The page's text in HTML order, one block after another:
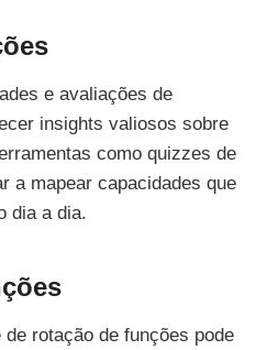
e avaliações de
insights valiosos sobre
como quizzes de
a mapear capacidades que
dia a dia.
rotação de funções pode